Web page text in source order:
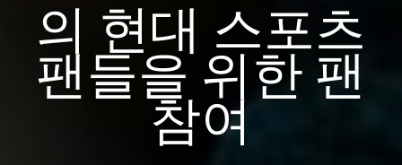
의 현대 스포츠
팬들을 위한 팬
참여